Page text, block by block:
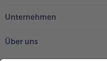
Unternehmen
Über uns